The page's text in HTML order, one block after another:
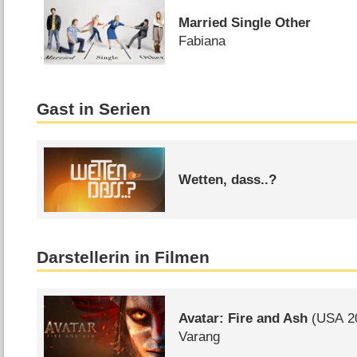
Married Single Other
Fabiana
Gast in Serien
Wetten, dass..?
Darstellerin in Filmen
Avatar: Fire and Ash (USA
Varang